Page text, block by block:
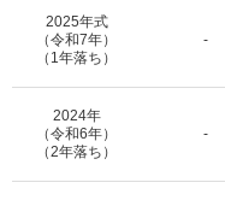
2025年式
（令和7年）
（1年落ち）
-
2024年
（令和6年）
（2年落ち）
-